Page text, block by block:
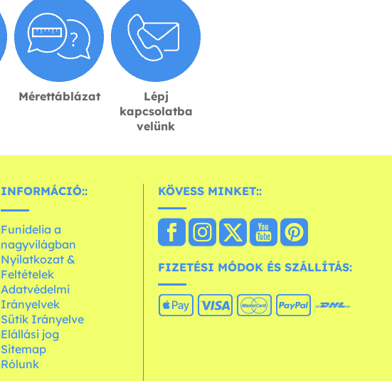
Mérettáblázat
Lépj
kapcsolatba
velünk
INFORMÁCIÓ::
Funidelia a
nagyvilágban
Nyilatkozat &
Feltételek
Adatvédelmi
Irányelvek
Sütik Irányelve
Elállási jog
Sitemap
Rólunk
KÖVESS MINKET::
FIZETÉSI MÓDOK ÉS SZÁLLÍTÁS: